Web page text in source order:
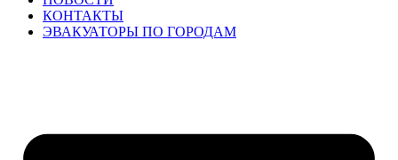
КОНТАКТЫ
ЭВАКУАТОРЫ ПО ГОРОДАМ